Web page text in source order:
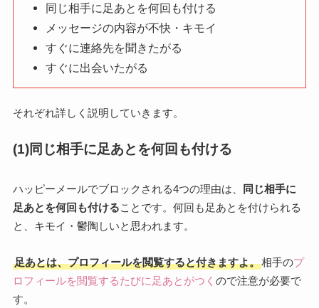
同じ相手に足あとを何回も付ける
メッセージの内容が不快・キモイ
すぐに連絡先を聞きたがる
すぐに出会いたがる
それぞれ詳しく説明していきます。
(1)同じ相手に足あとを何回も付ける
ハッピーメールでブロックされる4つの理由は、
同じ相手に
足あとを何回も付けることです。何回も足あとを付けられる
と、キモイ・鬱陶しいと思われます。
足あとは、プロフィールを閲覧すると付きますよ。相手のプ
ロフィールを閲覧するたびに足あとがつく ので注意が必要で
す。